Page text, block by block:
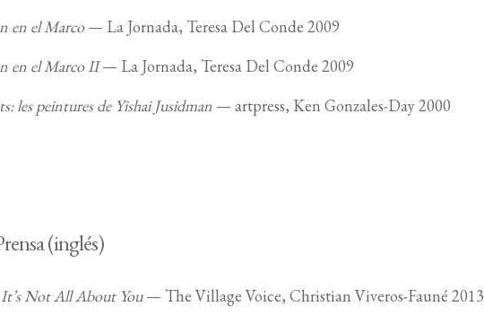
en el Marco— La Jornada, Teresa Del Conde 2009
en el Marco II— La Jornada, Teresa Del Conde 2009
les peintures de Yishai Jusidman — artpress, Ken Gonzales-Day 2000
(inglés)
Not All About You— The Village Voice, Christian Viveros-Fauné 2013